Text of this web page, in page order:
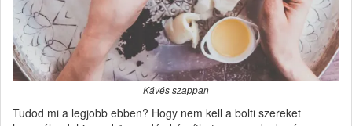
Kávés szappan
Tudod mi a legjobb ebben? Hogy nem kell a bolti szereket